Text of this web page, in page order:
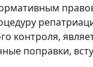
контроля,
поправки,